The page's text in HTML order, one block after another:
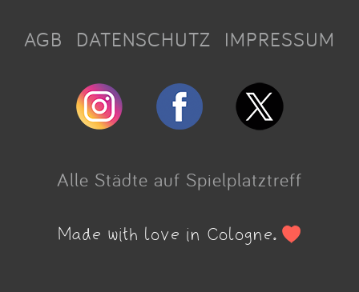
AGB DATENSCHUTZ IMPRESSUM
Alle Städte auf Spielplatztreff
Made with love in Cologne.